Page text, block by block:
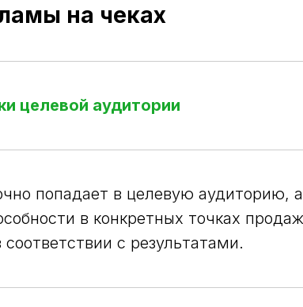
на чеках
целевой аудитории
попадает в целевую аудиторию,
в конкретных точках
с результатами.